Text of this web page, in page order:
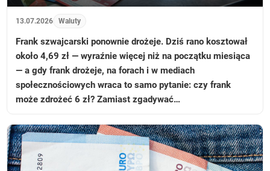
13.07.2026 Waluty
Frank szwajcarski ponownie drożeje. Dziś rano kosztował
około 4,69 zł — wyraźnie więcej niż na początku miesiąca
— a gdy frank drożeje, na forach i w mediach
społecznościowych wraca to samo pytanie: czy frank
może zdrożeć 6 zł? Zamiast zgadywać…